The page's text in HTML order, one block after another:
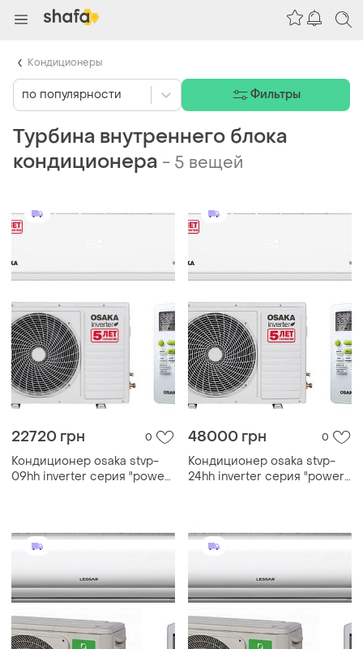
Турбина внутреннего блока
кондиционера - 5 вещей
22720 грн 0
Кондиционер osaka stvp-
09hh inverter серия "power
48000 грн 0
Кондиционер osaka stvp-
24hh inverter серия "power
по популярности Фильтры
Кондиционеры